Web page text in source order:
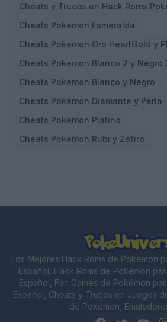
Cheats y Trucos en Hack Roms
Cheats Pokemon Esmeralda
Cheats Pokemon Oro HeartGold y
Cheats Pokemon Blanco 2 y Negro
Cheats Pokemon Blanco y Negro
Cheats Pokemon Diamante y Perla
Cheats Pokemon Platino
Cheats Pokemon Rubi y Zafiro
Los Mejores Hack Roms de Pokémon
Español, Hack Roms de Pokémon
Español, Fan Games de Pokémon
Español, Cheats y Trucos en Juegos
de Pokémon,